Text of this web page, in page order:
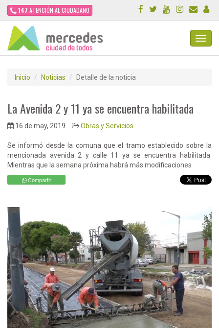
147 ATENCIÓN AL CIUDADANO
Inicio Noticias Detalle de la noticia
La Avenida 2 y 11 ya se encuentra habilitada
16 de may, 2019 Obras y Servicios
Se informó desde la comuna que el tramo establecido sobre la
mencionada avenida 2 y calle 11 ya se encuentra habilitada.
Mientras que la semana próxima habrá más modificaciones
Compartir